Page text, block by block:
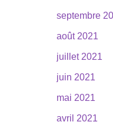
septembre
août 2021
juillet 2021
juin 2021
mai 2021
avril 2021